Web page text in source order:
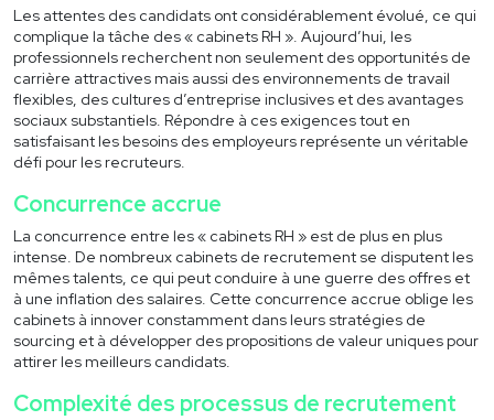
Les attentes des candidats ont considérablement évolué, ce qui
complique la tâche des « cabinets RH ». Aujourd’hui, les
professionnels recherchent non seulement des opportunités de
carrière attractives mais aussi des environnements de travail
flexibles, des cultures d’entreprise inclusives et des avantages
sociaux substantiels. Répondre à ces exigences tout en
satisfaisant les besoins des employeurs représente un véritable
défi pour les recruteurs.
Concurrence accrue
La concurrence entre les « cabinets RH » est de plus en plus
intense. De nombreux cabinets de recrutement se disputent les
mêmes talents, ce qui peut conduire à une guerre des offres et
à une inflation des salaires. Cette concurrence accrue oblige les
cabinets à innover constamment dans leurs stratégies de
sourcing et à développer des propositions de valeur uniques pour
attirer les meilleurs candidats.
Complexité des processus de recrutement